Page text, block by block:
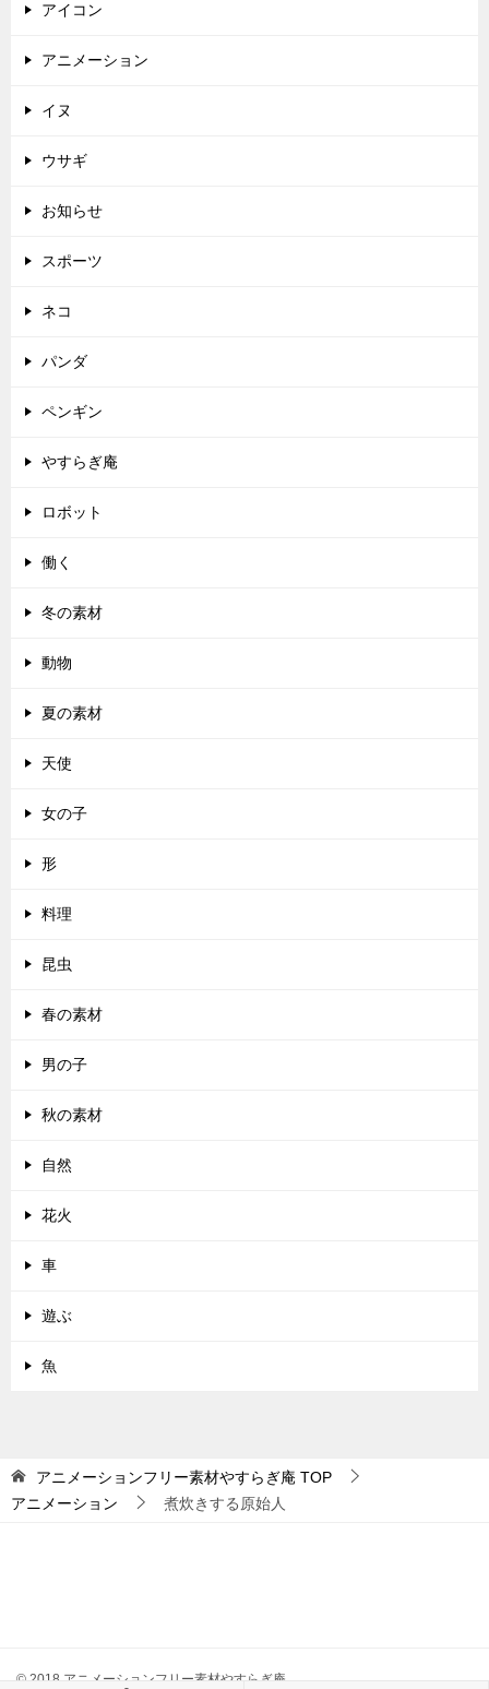
アイコン
アニメーション
イヌ
ウサギ
お知らせ
スポーツ
ネコ
パンダ
ペンギン
やすらぎ庵
ロボット
働く
冬の素材
動物
夏の素材
天使
女の子
形
料理
昆虫
春の素材
男の子
秋の素材
自然
花火
車
遊ぶ
魚
アニメーションフリー素材やすらぎ庵 TOP
アニメーション
煮炊きする原始人
© 2018 アニメーションフリー素材やすらぎ庵